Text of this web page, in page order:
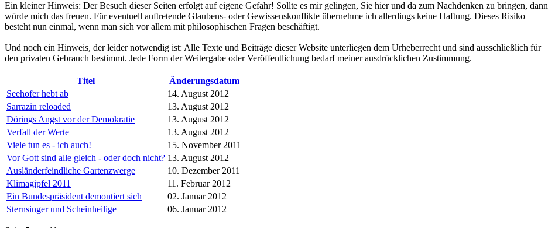
Ein kleiner Hinweis: Der Besuch dieser Seiten erfolgt auf eigene Gefahr! Sollte es mir gelingen, Sie hier und da zum Nachdenken zu bringen, dann
würde mich das freuen. Für eventuell auftretende Glaubens- oder Gewissenskonflikte übernehme ich allerdings keine Haftung. Dieses Risiko
besteht nun einmal, wenn man sich vor allem mit philosophischen Fragen beschäftigt.
Und noch ein Hinweis, der leider notwendig ist: Alle Texte und Beiträge dieser Website unterliegen dem Urheberrecht und sind ausschließlich für
den privaten Gebrauch bestimmt. Jede Form der Weitergabe oder Veröffentlichung bedarf meiner ausdrücklichen Zustimmung.
Titel
Änderungsdatum
Seehofer hebt ab
14. August 2012
Sarrazin reloaded
13. August 2012
Dörings Angst vor der Demokratie
13. August 2012
Verfall der Werte
13. August 2012
Viele tun es - ich auch!
15. November 2011
Vor Gott sind alle gleich - oder doch nicht? 13. August 2012
Ausländerfeindliche Gartenzwerge
10. Dezember 2011
Klimagipfel 2011
11. Februar 2012
Ein Bundespräsident demontiert sich
02. Januar 2012
Sternsinger und Scheinheilige
06. Januar 2012